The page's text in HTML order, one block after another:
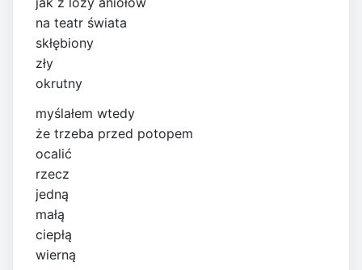
na teatr świata
skłębiony
zły
okrutny
myślałem wtedy
że trzeba przed potopem
ocalić
rzecz
jedną
małą
ciepłą
wierną